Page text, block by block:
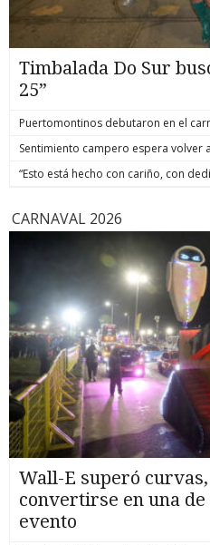
Timbalada Do Sur
25”
Puertomontinos debutaron en el
Sentimiento campero espera volver
“Esto está hecho con cariño, con
CARNAVAL 2026
Wall-E superó
convertirse en una
evento